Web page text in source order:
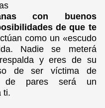
con buenos
de que te
como un «escudo
Nadie se meterá
y eres de su
de ser víctima de
de pares será un
ti.